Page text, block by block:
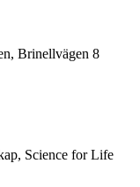
Brinellvägen 8
Science for Life